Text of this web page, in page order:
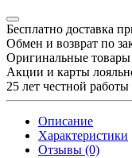
Бесплатно доставка
Обмен и возврат по
Оригинальные товары
Акции и карты
25 лет честной работы
Описание
Характеристики
Отзывы (0)